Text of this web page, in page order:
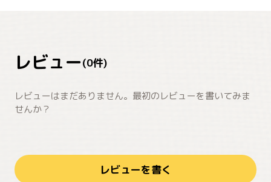
レビュー(0件)
レビューはまだありません。最初のレビューを書いてみま
せんか？
レビューを書く